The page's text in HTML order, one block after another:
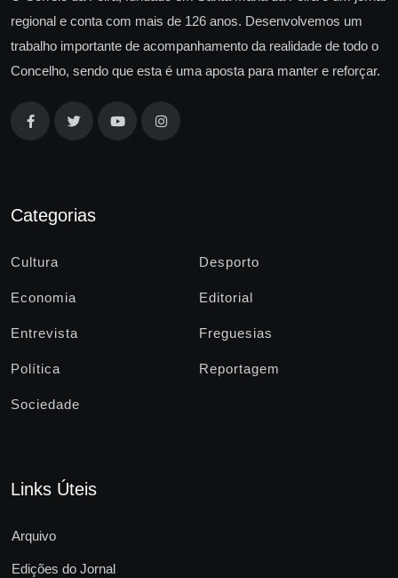
regional e conta com mais de 126 anos. Desenvolvemos um
trabalho importante de acompanhamento da realidade de todo o
Concelho, sendo que esta é uma aposta para manter e reforçar.
Categorias
Cultura Desporto
Economia Editorial
Entrevista Freguesias
Política Reportagem
Sociedade
Links Úteis
Arquivo
Edições do Jornal